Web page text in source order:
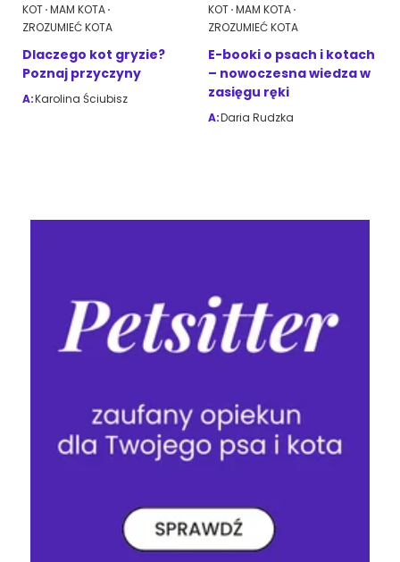
KOT MAM KOTA
ZROZUMIEĆ KOTA
Dlaczego kot gryzie?
Poznaj przyczyny
A:Karolina Ściubisz
KOT MAM KOTA
ZROZUMIEĆ KOTA
E-booki o psach i kotach
– nowoczesna wiedza w
zasięgu ręki
A:Daria Rudzka